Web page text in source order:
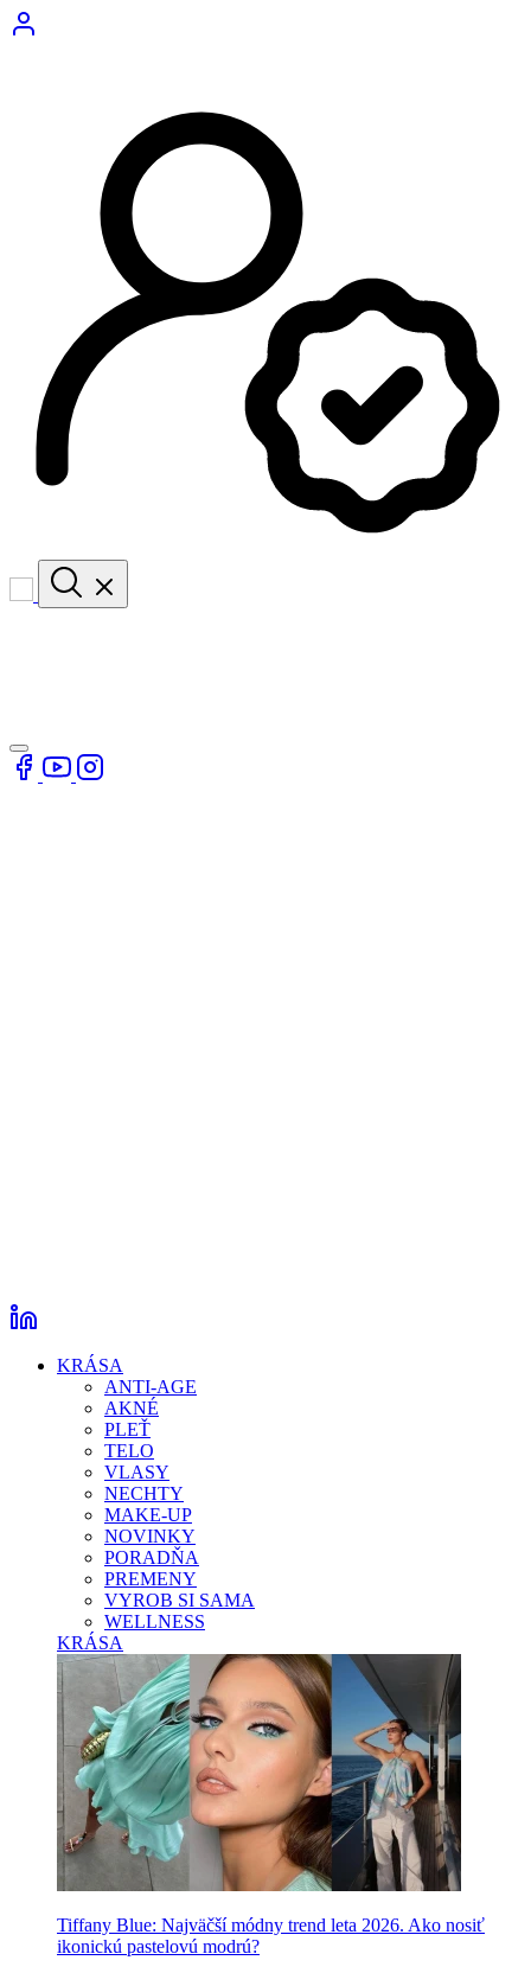
KRÁSA
ANTI-AGE
AKNÉ
PLEŤ
TELO
VLASY
NECHTY
MAKE-UP
NOVINKY
PORADŇA
PREMENY
VYROB SI SAMA
WELLNESS
KRÁSA
Tiffany Blue: Najväčší módny trend leta 2026. Ako nosiť
ikonickú pastelovú modrú?